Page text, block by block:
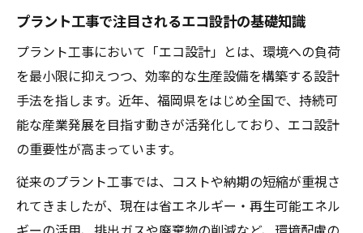
性
持続可能な未来へ福岡県で挑戦する工事技術
プラント工事とエコ設計が描く持続可能性
の道
福岡県で進化するプラント工事の技術革新
持続可能なプラント工事を支える設計の工
夫
エコ設計で目指す福岡県の新しい工事技術
プラント工事で注目されるエコ設計の基礎知識
プラント工事において「エコ設計」とは、環境への負荷
を最小限に抑えつつ、効率的な生産設備を構築する設計
手法を指します。近年、福岡県をはじめ全国で、持続可
能な産業発展を目指す動きが活発化しており、エコ設計
の重要性が高まっています。
従来のプラント工事では、コストや納期の短縮が重視さ
れてきましたが、現在は省エネルギー・再生可能エネル